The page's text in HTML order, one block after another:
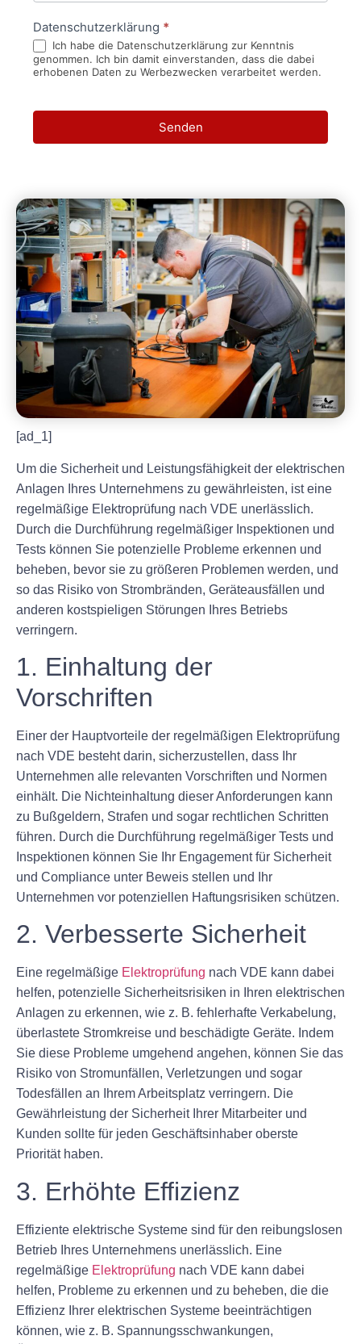
Datenschutzerklärung *
Ich habe die Datenschutzerklärung zur Kenntnis
genommen. Ich bin damit einverstanden, dass die dabei
erhobenen Daten zu Werbezwecken verarbeitet werden.
Senden
[ad_1]
Um die Sicherheit und Leistungsfähigkeit der elektrischen
Anlagen Ihres Unternehmens zu gewährleisten, ist eine
regelmäßige Elektroprüfung nach VDE unerlässlich.
Durch die Durchführung regelmäßiger Inspektionen und
Tests können Sie potenzielle Probleme erkennen und
beheben, bevor sie zu größeren Problemen werden, und
so das Risiko von Strombränden, Geräteausfällen und
anderen kostspieligen Störungen Ihres Betriebs
verringern.
1. Einhaltung der
Vorschriften
Einer der Hauptvorteile der regelmäßigen Elektroprüfung
nach VDE besteht darin, sicherzustellen, dass Ihr
Unternehmen alle relevanten Vorschriften und Normen
einhält. Die Nichteinhaltung dieser Anforderungen kann
zu Bußgeldern, Strafen und sogar rechtlichen Schritten
führen. Durch die Durchführung regelmäßiger Tests und
Inspektionen können Sie Ihr Engagement für Sicherheit
und Compliance unter Beweis stellen und Ihr
Unternehmen vor potenziellen Haftungsrisiken schützen.
2. Verbesserte Sicherheit
Eine regelmäßige Elektroprüfung nach VDE kann dabei
helfen, potenzielle Sicherheitsrisiken in Ihren elektrischen
Anlagen zu erkennen, wie z. B. fehlerhafte Verkabelung,
überlastete Stromkreise und beschädigte Geräte. Indem
Sie diese Probleme umgehend angehen, können Sie das
Risiko von Stromunfällen, Verletzungen und sogar
Todesfällen an Ihrem Arbeitsplatz verringern. Die
Gewährleistung der Sicherheit Ihrer Mitarbeiter und
Kunden sollte für jeden Geschäftsinhaber oberste
Priorität haben.
3. Erhöhte Effizienz
Effiziente elektrische Systeme sind für den reibungslosen
Betrieb Ihres Unternehmens unerlässlich. Eine
regelmäßige Elektroprüfung nach VDE kann dabei
helfen, Probleme zu erkennen und zu beheben, die die
Effizienz Ihrer elektrischen Systeme beeinträchtigen
können, wie z. B. Spannungsschwankungen,